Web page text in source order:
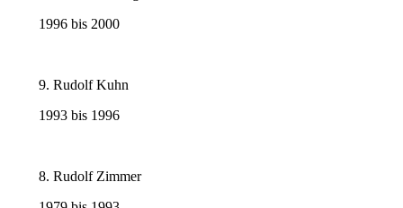
1996 bis 2000
9. Rudolf Kuhn
1993 bis 1996
8. Rudolf Zimmer